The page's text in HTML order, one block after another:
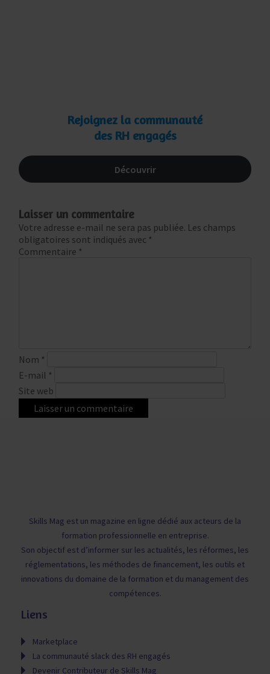
Rejoignez la communauté
des RH engagés
Découvrir
Laisser un commentaire
Votre adresse e-mail ne sera pas publiée. Les champs
obligatoires sont indiqués avec *
Commentaire *
Nom *
E-mail *
Site web
Skills Mag est un magazine en ligne dédié aux acteurs de la
formation professionnelle en entreprise.
Son objectif est d’informer sur les actualités, les réformes, les
réglementations, les méthodes de financement, les outils et
innovations du domaine de la formation et du management des
compétences.
Liens
Marketplace
La communauté slack des RH engagés
Devenir Contributeur de Skills Mag